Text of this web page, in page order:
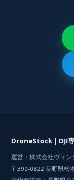
DroneStock｜DJI専
運営：株式会社ヴィン
〒390-0822 長野県松